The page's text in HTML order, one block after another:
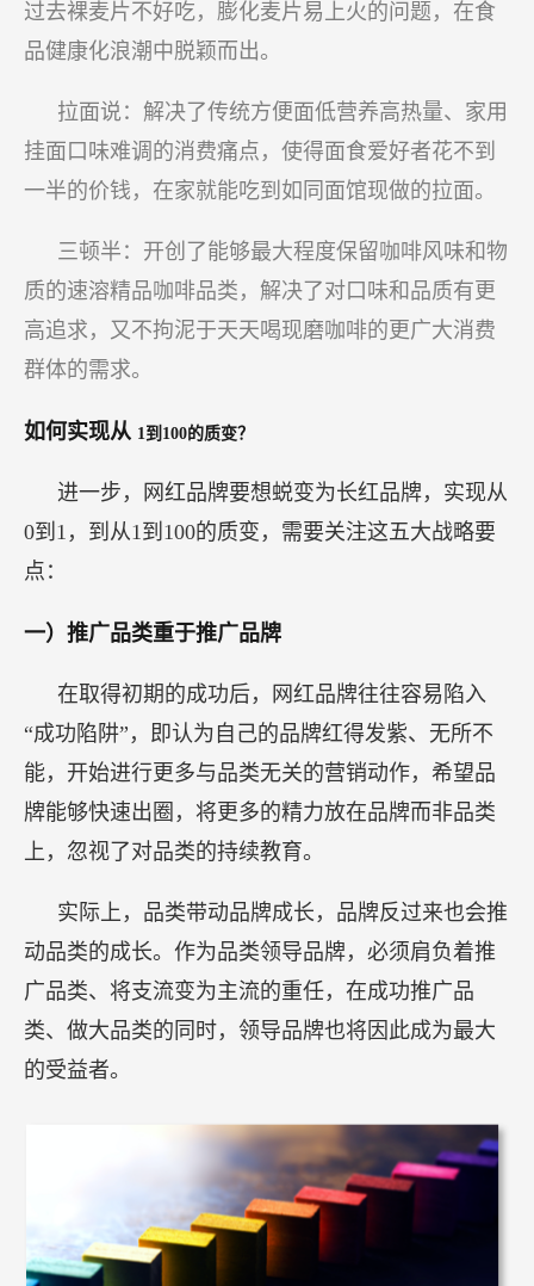
过去裸麦片不好吃，膨化麦片易上火的问题，在食
品健康化浪潮中脱颖而出。
拉面说：解决了传统方便面低营养高热量、家用
挂面口味难调的消费痛点，使得面食爱好者花不到
一半的价钱，在家就能吃到如同面馆现做的拉面。
三顿半：开创了能够最大程度保留咖啡风味和物
质的速溶精品咖啡品类，解决了对口味和品质有更
高追求，又不拘泥于天天喝现磨咖啡的更广大消费
群体的需求。
如何实现从 1到100的质变？
进一步，网红品牌要想蜕变为长红品牌，实现从
0到1，到从1到100的质变，需要关注这五大战略要
点：
一）推广品类重于推广品牌
在取得初期的成功后，网红品牌往往容易陷入
“成功陷阱”，即认为自己的品牌红得发紫、无所不
能，开始进行更多与品类无关的营销动作，希望品
牌能够快速出圈，将更多的精力放在品牌而非品类
上，忽视了对品类的持续教育。
实际上，品类带动品牌成长，品牌反过来也会推
动品类的成长。作为品类领导品牌，必须肩负着推
广品类、将支流变为主流的重任，在成功推广品
类、做大品类的同时，领导品牌也将因此成为最大
的受益者。